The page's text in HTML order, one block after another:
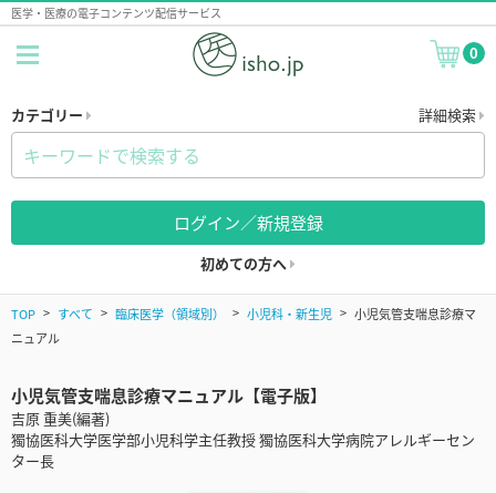
医学・医療の電子コンテンツ配信サービス
0
カテゴリー 詳細検索
ログイン／新規登録
初めての方へ
TOP すべて 臨床医学（領域別） 小児科・新生児
小児気管支喘息診療マ
ニュアル
小児気管支喘息診療マニュアル【電子版】
吉原 重美(編著)
獨協医科大学医学部小児科学主任教授 獨協医科大学病院アレルギーセン
ター長